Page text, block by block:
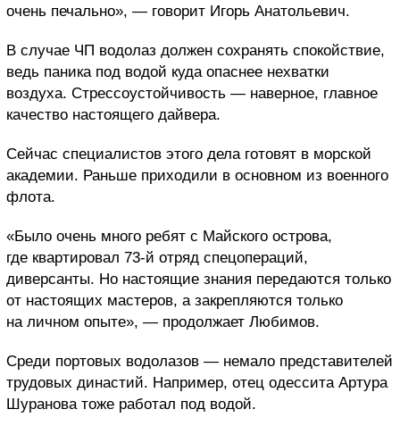
очень печально», — говорит Игорь Анатольевич.
В случае ЧП водолаз должен сохранять спокойствие,
ведь паника под водой куда опаснее нехватки
воздуха. Стрессоустойчивость — наверное, главное
качество настоящего дайвера.
Сейчас специалистов этого дела готовят в морской
академии. Раньше приходили в основном из военного
флота.
«Было очень много ребят с Майского острова,
где квартировал 73-й отряд спецопераций,
диверсанты. Но настоящие знания передаются только
от настоящих мастеров, а закрепляются только
на личном опыте», — продолжает Любимов.
Среди портовых водолазов — немало представителей
трудовых династий. Например, отец одессита Артура
Шуранова тоже работал под водой.